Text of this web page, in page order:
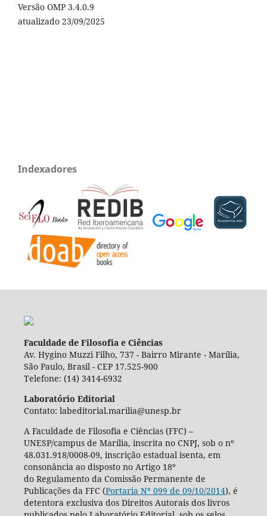
Versão OMP 3.4.0.9
atualizado 23/09/2025
Indexadores
Faculdade de Filosofia e Ciências
Av. Hygino Muzzi Filho, 737 - Bairro Mirante - Marília,
São Paulo, Brasil - CEP 17.525-900
Telefone: (14) 3414-6932
Laboratório Editorial
Contato: labeditorial.marilia@unesp.br
A Faculdade de Filosofia e Ciências (FFC) –
UNESP/campus de Marília, inscrita no CNPJ, sob o nº
48.031.918/0008-09, inscrição estadual isenta, em
consonância ao disposto no Artigo 18º
do Regulamento da Comissão Permanente de
Publicações da FFC (Portaria Nº 099 de 09/10/2014), é
detentora exclusiva dos Direitos Autorais dos livros